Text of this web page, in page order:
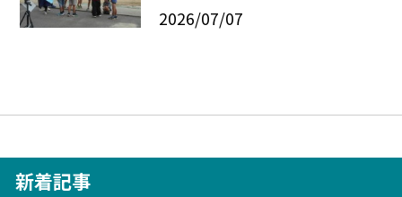
2026/07/07
新着記事